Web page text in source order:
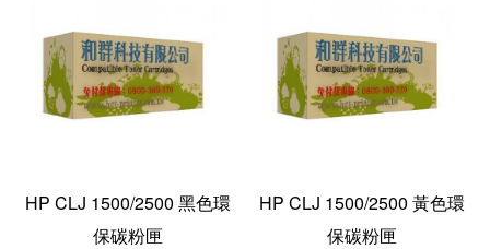
HP CLJ 1500/2500 黑色環
保碳粉匣
HP CLJ 1500/2500 黃色環
保碳粉匣